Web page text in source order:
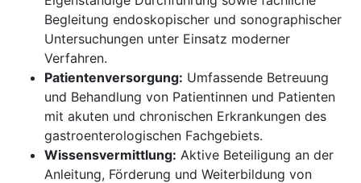
Begleitung endoskopischer und sonographischer
Untersuchungen unter Einsatz moderner
Verfahren.
Patientenversorgung: Umfassende Betreuung
und Behandlung von Patientinnen und Patienten
mit akuten und chronischen Erkrankungen des
gastroenterologischen Fachgebiets.
Wissensvermittlung: Aktive Beteiligung an der
Anleitung, Förderung und Weiterbildung von